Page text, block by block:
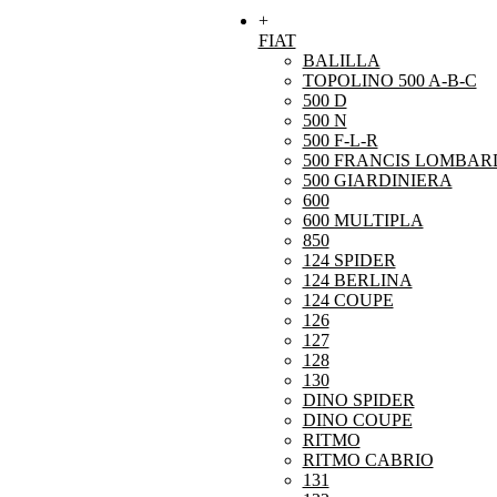
+
FIAT
BALILLA
TOPOLINO 500 A-B-C
500 D
500 N
500 F-L-R
500 FRANCIS
500 GIARDINIERA
600
600 MULTIPLA
850
124 SPIDER
124 BERLINA
124 COUPE
126
127
128
130
DINO SPIDER
DINO COUPE
RITMO
RITMO CABRIO
131